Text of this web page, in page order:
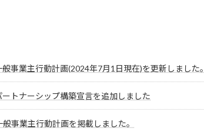
般事業主行動計画(2024年7月1日現在)を更新しました。
ートナーシップ構築宣言を追加しました
般事業主行動計画を掲載しました。